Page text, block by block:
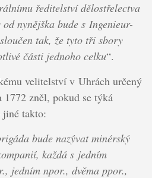
ředitelství dělostřelectva
nynějška bude s Ingenieur-
tak, že tyto tři sbory
části jednoho celku“.
velitelství v Uhrách určený
zněl, pokud se týká
takto:
bude nazývat minérský
každá s jedním
jedním npor., dvěma ppor.,